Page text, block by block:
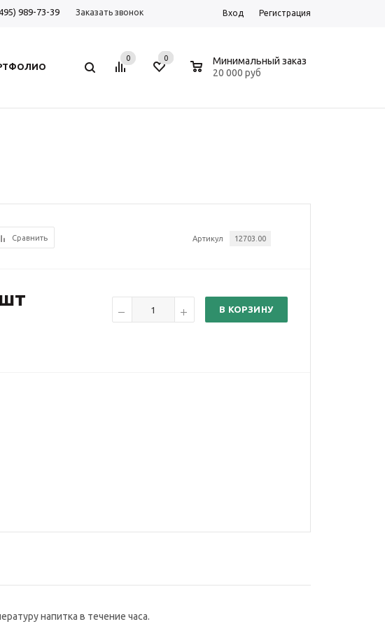
989-73-39 Заказать звонок Вход Регистрация
0 0
Минимальный заказ
20 000 руб
Артикул 12703.00
Сравнить
В КОРЗИНУ
напитка в течение часа.